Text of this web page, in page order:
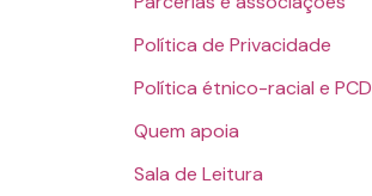
Política de Privacidade
Política étnico-racial e PCD
Quem apoia
Sala de Leitura